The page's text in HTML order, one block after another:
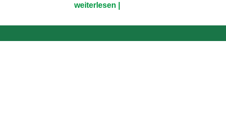
weiterlesen |